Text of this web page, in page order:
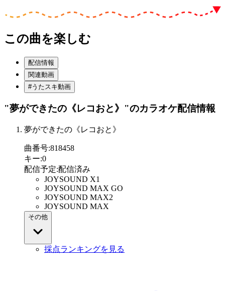
この曲を楽しむ
配信情報
関連動画
#うたスキ動画
"夢ができたの《レコおと》"のカラオケ配信情報
夢ができたの《レコおと》
曲番号:818458
キー:0
配信予定:配信済み
JOYSOUND X1
JOYSOUND MAX GO
JOYSOUND MAX2
JOYSOUND MAX
その他
採点ランキングを見る